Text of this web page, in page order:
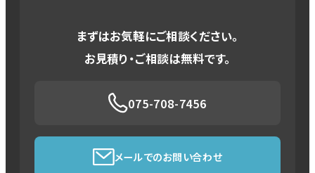
まずはお気軽にご相談ください。
お見積り・ご相談は無料です。
075-708-7456
メールでのお問い合わせ